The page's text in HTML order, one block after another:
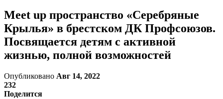
​​​​​​​Meet up пространство «Серебряные
Крылья» в брестском ДК Профсоюзов.
Посвящается детям с активной
жизнью, полной возможностей
Опубликовано Авг 14, 2022
232
Поделится